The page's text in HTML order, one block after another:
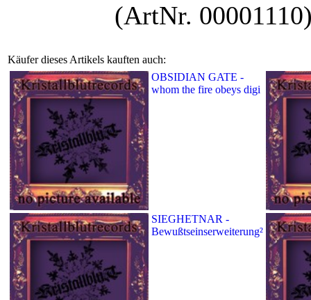
(ArtNr.
Käufer dieses Artikels kauften auch:
OBSIDIAN GATE -
whom the fire obeys digi
SIEGHETNAR -
Bewußtseinserweiterung²